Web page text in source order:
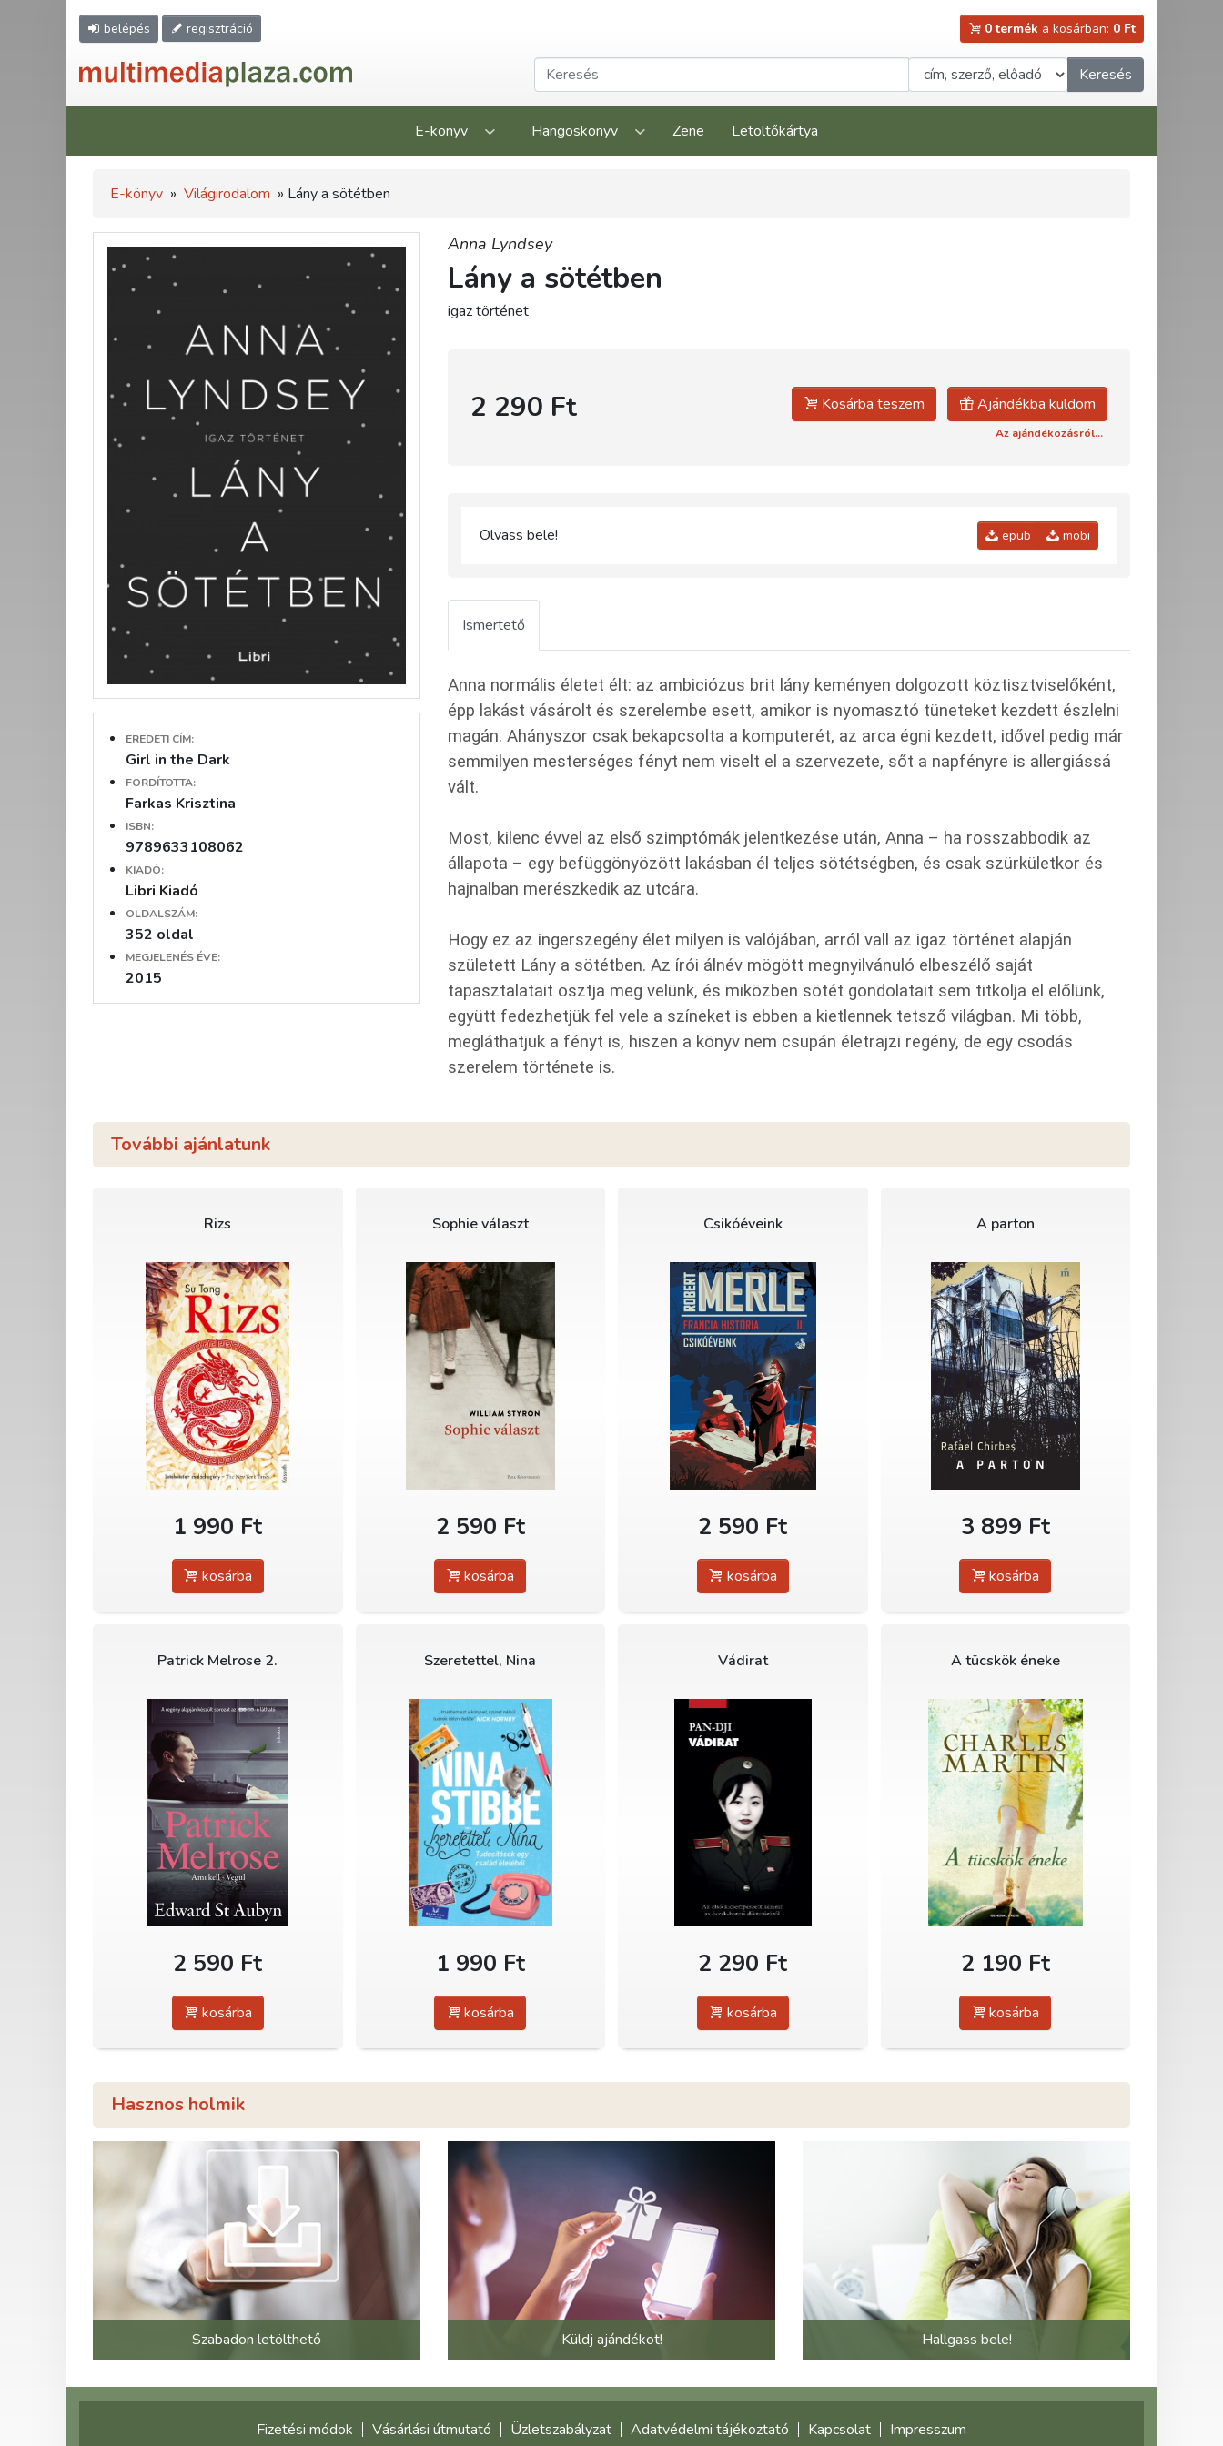
belépés regisztráció 0 termék a kosárban: 0 Ft
Keresés
E-könyv Hangoskönyv Zene Letöltőkártya
E-könyv » Világirodalom » Lány a sötétben
EREDETI CÍM:
Girl in the Dark
FORDÍTOTTA:
Farkas Krisztina
ISBN:
9789633108062
KIADÓ:
Libri Kiadó
OLDALSZÁM:
352 oldal
MEGJELENÉS ÉVE:
2015
Anna Lyndsey
Lány a sötétben
igaz történet
2 290 Ft Kosárba teszem Ajándékba küldöm
Az ajándékozásról...
Olvass bele! epub mobi
Ismertető
Anna normális életet élt: az ambiciózus brit lány keményen dolgozott köztisztviselőként,
épp lakást vásárolt és szerelembe esett, amikor is nyomasztó tüneteket kezdett észlelni
magán. Ahányszor csak bekapcsolta a komputerét, az arca égni kezdett, idővel pedig már
semmilyen mesterséges fényt nem viselt el a szervezete, sőt a napfényre is allergiássá
vált.
Most, kilenc évvel az első szimptómák jelentkezése után, Anna – ha rosszabbodik az
állapota – egy befüggönyözött lakásban él teljes sötétségben, és csak szürkületkor és
hajnalban merészkedik az utcára.
Hogy ez az ingerszegény élet milyen is valójában, arról vall az igaz történet alapján
született Lány a sötétben. Az írói álnév mögött megnyilvánuló elbeszélő saját
tapasztalatait osztja meg velünk, és miközben sötét gondolatait sem titkolja el előlünk,
együtt fedezhetjük fel vele a színeket is ebben a kietlennek tetsző világban. Mi több,
megláthatjuk a fényt is, hiszen a könyv nem csupán életrajzi regény, de egy csodás
szerelem története is.
További ajánlatunk
Rizs
1 990 Ft
kosárba
Sophie választ
2 590 Ft
kosárba
Csikóéveink
2 590 Ft
kosárba
A parton
3 899 Ft
kosárba
Patrick Melrose 2.
2 590 Ft
kosárba
Szeretettel, Nina
1 990 Ft
kosárba
Vádirat
2 290 Ft
kosárba
A tücskök éneke
2 190 Ft
kosárba
Hasznos holmik
Szabadon letölthető Küldj ajándékot! Hallgass bele!
Fizetési módok Vásárlási útmutató Üzletszabályzat Adatvédelmi tájékoztató Kapcsolat Impresszum